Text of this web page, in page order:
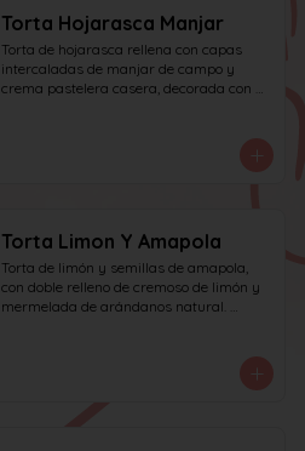
Torta Hojarasca Manjar
Torta de hojarasca rellena con capas
intercaladas de manjar de campo y
crema pastelera casera, decorada con
Torta Limon Y Amapola
Torta de limón y semillas de amapola,
con doble relleno de cremoso de limón y
mermelada de arándanos natural.